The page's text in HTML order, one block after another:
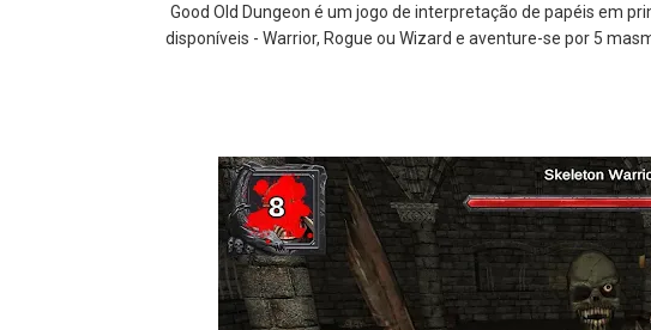
Good Old Dungeon é um jogo de interpretação de papéis em
disponíveis - Warrior, Rogue ou Wizard e aventure-se por 5